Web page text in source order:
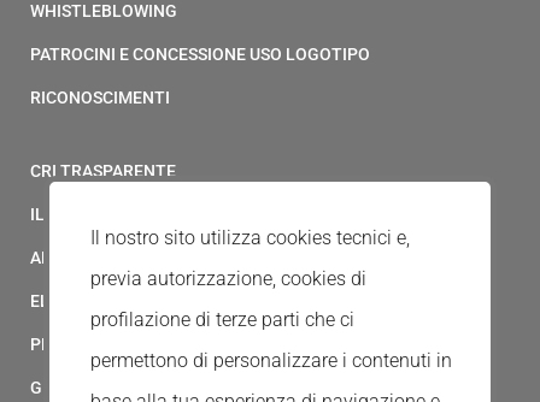
WHISTLEBLOWING
PATROCINI E CONCESSIONE USO LOGOTIPO
RICONOSCIMENTI
CRI TRASPARENTE
IL MODELLO 231 DELLA CROCE ROSSA ITALIANA
ALBO FORNITORI
ELENCO AVVOCATI
PRIVACY
GESTIONALE GAIA
Il nostro sito utilizza cookies tecnici e,
previa autorizzazione, cookies di
profilazione di terze parti che ci
permettono di personalizzare i contenuti in